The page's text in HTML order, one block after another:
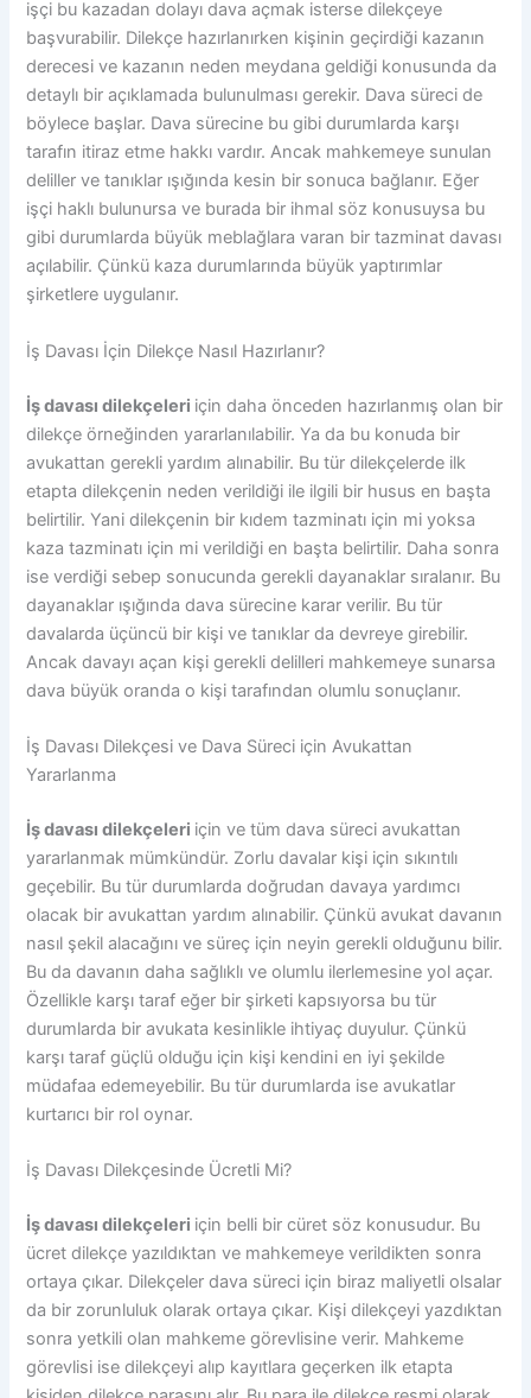
işçi bu kazadan dolayı dava açmak isterse dilekçeye
başvurabilir. Dilekçe hazırlanırken kişinin geçirdiği kazanın
derecesi ve kazanın neden meydana geldiği konusunda da
detaylı bir açıklamada bulunulması gerekir. Dava süreci de
böylece başlar. Dava sürecine bu gibi durumlarda karşı
tarafın itiraz etme hakkı vardır. Ancak mahkemeye sunulan
deliller ve tanıklar ışığında kesin bir sonuca bağlanır. Eğer
işçi haklı bulunursa ve burada bir ihmal söz konusuysa bu
gibi durumlarda büyük meblağlara varan bir tazminat davası
açılabilir. Çünkü kaza durumlarında büyük yaptırımlar
şirketlere uygulanır.
İş Davası İçin Dilekçe Nasıl Hazırlanır?
İş davası dilekçeleri için daha önceden hazırlanmış olan bir
dilekçe örneğinden yararlanılabilir. Ya da bu konuda bir
avukattan gerekli yardım alınabilir. Bu tür dilekçelerde ilk
etapta dilekçenin neden verildiği ile ilgili bir husus en başta
belirtilir. Yani dilekçenin bir kıdem tazminatı için mi yoksa
kaza tazminatı için mi verildiği en başta belirtilir. Daha sonra
ise verdiği sebep sonucunda gerekli dayanaklar sıralanır. Bu
dayanaklar ışığında dava sürecine karar verilir. Bu tür
davalarda üçüncü bir kişi ve tanıklar da devreye girebilir.
Ancak davayı açan kişi gerekli delilleri mahkemeye sunarsa
dava büyük oranda o kişi tarafından olumlu sonuçlanır.
İş Davası Dilekçesi ve Dava Süreci için Avukattan
Yararlanma
İş davası dilekçeleri için ve tüm dava süreci avukattan
yararlanmak mümkündür. Zorlu davalar kişi için sıkıntılı
geçebilir. Bu tür durumlarda doğrudan davaya yardımcı
olacak bir avukattan yardım alınabilir. Çünkü avukat davanın
nasıl şekil alacağını ve süreç için neyin gerekli olduğunu bilir.
Bu da davanın daha sağlıklı ve olumlu ilerlemesine yol açar.
Özellikle karşı taraf eğer bir şirketi kapsıyorsa bu tür
durumlarda bir avukata kesinlikle ihtiyaç duyulur. Çünkü
karşı taraf güçlü olduğu için kişi kendini en iyi şekilde
müdafaa edemeyebilir. Bu tür durumlarda ise avukatlar
kurtarıcı bir rol oynar.
İş Davası Dilekçesinde Ücretli Mi?
İş davası dilekçeleri için belli bir cüret söz konusudur. Bu
ücret dilekçe yazıldıktan ve mahkemeye verildikten sonra
ortaya çıkar. Dilekçeler dava süreci için biraz maliyetli olsalar
da bir zorunluluk olarak ortaya çıkar. Kişi dilekçeyi yazdıktan
sonra yetkili olan mahkeme görevlisine verir. Mahkeme
görevlisi ise dilekçeyi alıp kayıtlara geçerken ilk etapta